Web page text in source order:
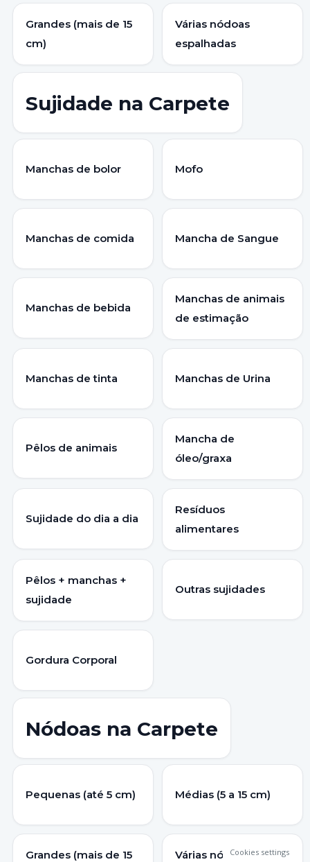
Grandes (mais de 15
cm)
Várias nódoas
espalhadas
Sujidade na Carpete
Manchas de bolor Mofo
Manchas de comida Mancha de Sangue
Manchas de bebida
Manchas de animais
de estimação
Manchas de tinta Manchas de Urina
Pêlos de animais
Mancha de
óleo/graxa
Sujidade do dia a dia
Resíduos
alimentares
Pêlos + manchas +
sujidade
Outras sujidades
Gordura Corporal
Nódoas na Carpete
Pequenas (até 5 cm) Médias (5 a 15 cm)
Grandes (mais de 15 Várias nódoasCookies settings